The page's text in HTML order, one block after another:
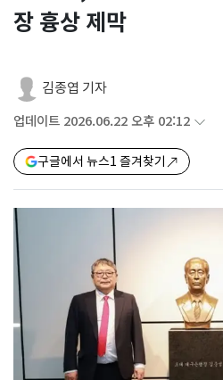
장 흉상 제막
김종엽 기자
업데이트 2026.06.22 오후 02:12
구글에서 뉴스1 즐겨찾기